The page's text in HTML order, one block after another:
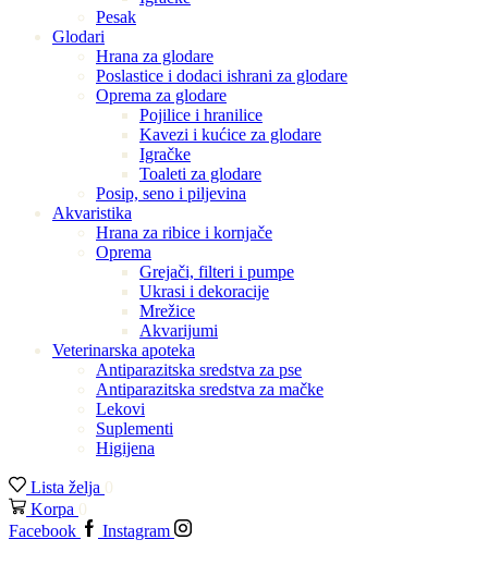
Pesak
Glodari
Hrana za glodare
Poslastice i dodaci ishrani za glodare
Oprema za glodare
Pojilice i hranilice
Kavezi i kućice za glodare
Igračke
Toaleti za glodare
Posip, seno i piljevina
Akvaristika
Hrana za ribice i kornjače
Oprema
Grejači, filteri i pumpe
Ukrasi i dekoracije
Mrežice
Akvarijumi
Veterinarska apoteka
Antiparazitska sredstva za pse
Antiparazitska sredstva za mačke
Lekovi
Suplementi
Higijena
Lista želja 0
Korpa 0
Facebook
Instagram